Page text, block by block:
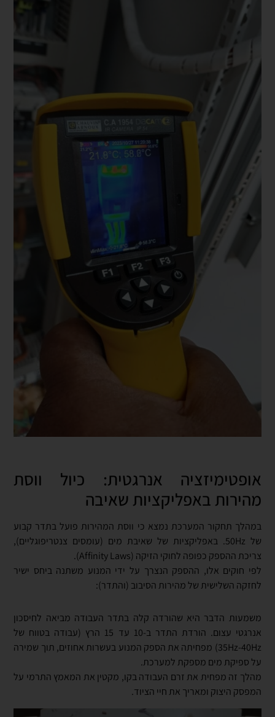
אופטימיזציה אנרגטית: כיול ווסת
מהירות באפליקציות שאיבה
במהלך תחקור המערכת נמצא כי ווסת המהירות פועל בתדר קבוע
של 50Hz. באפליקציות של שאיבת מים (עומסים צנטריפוגליים),
צריכת ההספק כפופה לחוקי הזיקה (Affinity Laws).
לפי חוקים אלו, ההספק הנצרך על ידי המנוע משתנה ביחס ישיר
לחזקה השלישית של מהירות הסיבוב (והתדר):
משמעות הדבר היא שהורדה קלה בתדר העבודה מביאה לחיסכון
אנרגטי עצום. הורדת התדר ב-10 עד 15 הרץ (עבודה בטווח של
35Hz-40Hz) מפחיתה את הספק המנוע בעשרות אחוזים, תוך שמירה
על ספיקת מים מספקת למערכת.
מהלך זה מפחית את זרם העבודה בקו, מקטין את המאמץ התרמי על
המפסק היצוק ומאריך את חיי הציוד.